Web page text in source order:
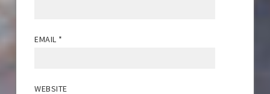
EMAIL *
WEBSITE